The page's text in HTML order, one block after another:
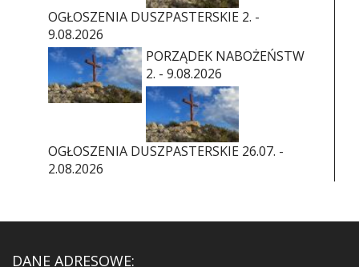
OGŁOSZENIA DUSZPASTERSKIE 2. -
9.08.2026
PORZĄDEK NABOŻEŃSTW
2. - 9.08.2026
OGŁOSZENIA DUSZPASTERSKIE 26.07. -
2.08.2026
DANE ADRESOWE: